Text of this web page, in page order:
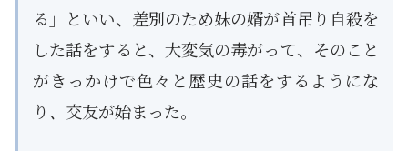
る」といい、差別のため妹の婿が首吊り自殺を
した話をすると、大変気の毒がって、そのこと
がきっかけで色々と歴史の話をするようにな
り、交友が始まった。